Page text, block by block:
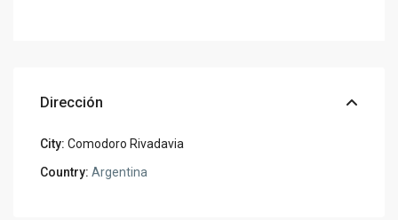
Dirección
City: Comodoro Rivadavia
Country: Argentina